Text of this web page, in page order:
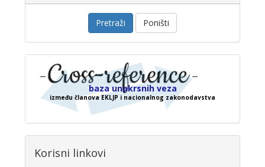
Pretraži Poništi
baza unakrsnih veza
između članova EKLJP i nacionalnog zakonodavstva
Korisni linkovi